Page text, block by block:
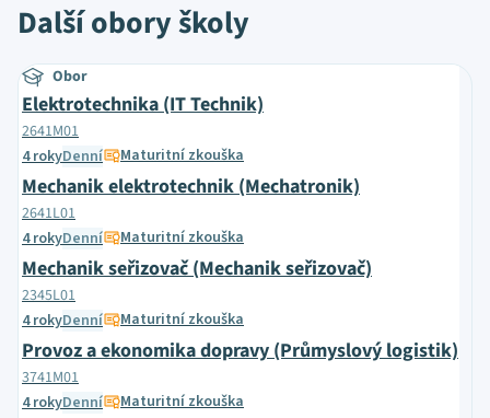
Další obory školy
Obor
Elektrotechnika (IT Technik)
2641M01
4 rokyDenní Maturitní zkouška
Mechanik elektrotechnik (Mechatronik)
2641L01
4 rokyDenní Maturitní zkouška
Mechanik seřizovač (Mechanik seřizovač)
2345L01
4 rokyDenní Maturitní zkouška
Provoz a ekonomika dopravy (Průmyslový logistik)
3741M01
4 rokyDenní Maturitní zkouška